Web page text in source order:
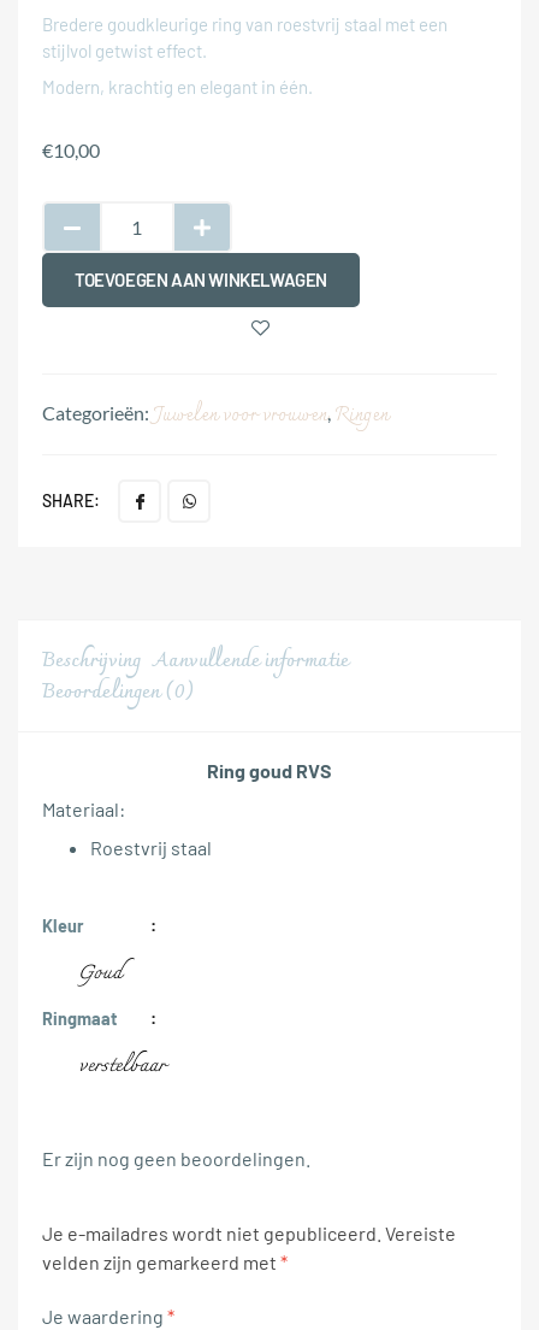
Bredere goudkleurige ring van roestvrij staal met een
stijlvol getwist effect.
Modern, krachtig en elegant in één.
€10,00
TOEVOEGEN AAN WINKELWAGEN
Categorieën: Juwelen voor vrouwen, Ringen
SHARE:
Beschrijving Aanvullende informatie
Beoordelingen (0)
Ring goud RVS
Materiaal:
Roestvrij staal
Kleur
Goud
Ringmaat
verstelbaar
Er zijn nog geen beoordelingen.
Je e-mailadres wordt niet gepubliceerd. Vereiste
velden zijn gemarkeerd met *
Je waardering *